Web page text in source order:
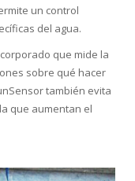
un control
del agua.
que mide la
sobre qué hacer
también evita
que aumentan el